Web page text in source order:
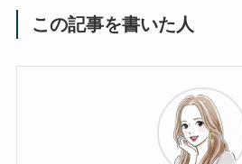
この記事を書いた人